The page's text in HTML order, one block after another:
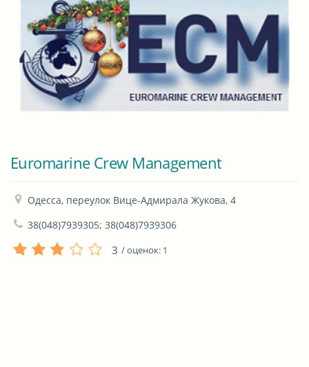
Euromarine Crew Management
Одесса, переулок Вице-Адмирала Жукова, 4
38(048)7939305; 38(048)7939306
3 / оценок: 1